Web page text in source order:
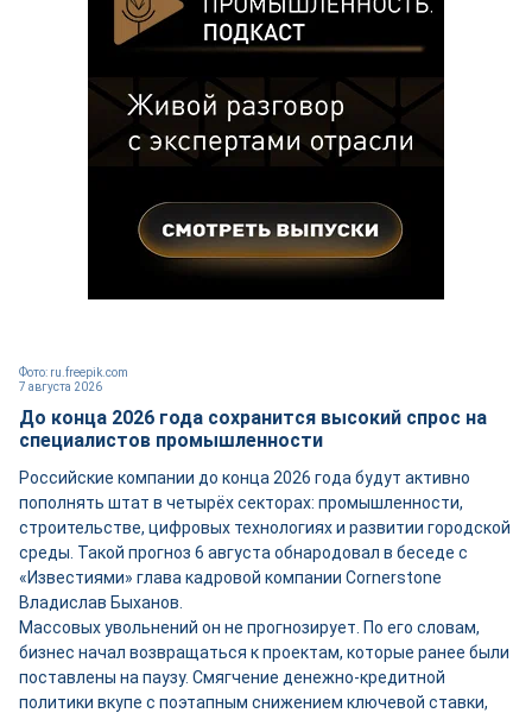
7 августа 2026
Фото: ru.freepik.com
До конца 2026 года сохранится высокий спрос на
специалистов промышленности
Российские компании до конца 2026 года будут активно
пополнять штат в четырёх секторах: промышленности,
строительстве, цифровых технологиях и развитии городской
среды. Такой прогноз 6 августа обнародовал в беседе с
«Известиями» глава кадровой компании Cornerstone
Владислав Быханов.
Массовых увольнений он не прогнозирует. По его словам,
бизнес начал возвращаться к проектам, которые ранее были
поставлены на паузу. Смягчение денежно-кредитной
политики вкупе с поэтапным снижением ключевой ставки,